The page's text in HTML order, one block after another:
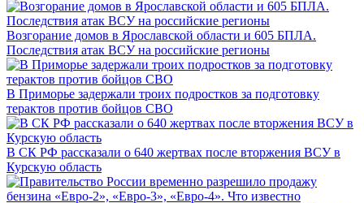
Возгорание домов в Ярославской области и 605 БПЛА.
Последствия атак ВСУ на российские регионы
В Приморье задержали троих подростков за подготовку
терактов против бойцов СВО
В СК РФ рассказали о 640 жертвах после вторжения ВСУ в
Курскую область